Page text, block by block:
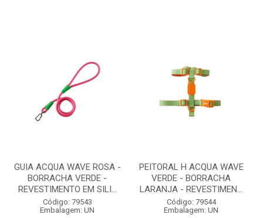
GUIA ACQUA WAVE ROSA -
BORRACHA VERDE -
REVESTIMENTO EM SILI...
Código: 79543
Embalagem: UN
PEITORAL H ACQUA WAVE
VERDE - BORRACHA
LARANJA - REVESTIMEN...
Código: 79544
Embalagem: UN